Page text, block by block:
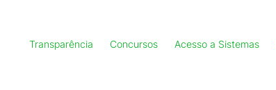
Transparência Concursos Acesso a Sistemas